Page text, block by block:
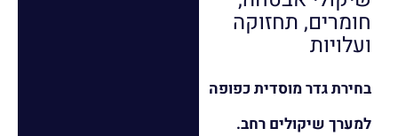
חומרים, תחזוקה
ועלויות
בחירת גדר מוסדית כפופה
למערך שיקולים רחב.